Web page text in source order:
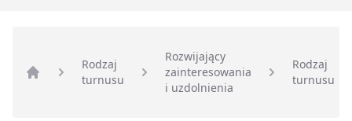
Strona główna
Rodzaj
turnusu
Rozwijający
zainteresowania
i uzdolnienia
Rodzaj
turnusu